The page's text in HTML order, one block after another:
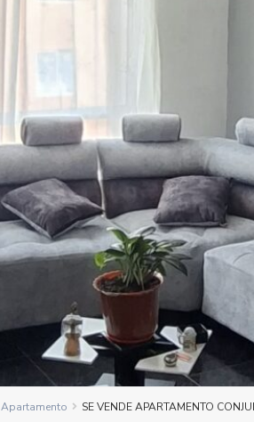
Apartamento SE VENDE APARTAMENTO